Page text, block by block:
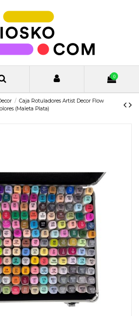
0
Caja Rotuladores Artist Decor Flow
(Maleta Plata)